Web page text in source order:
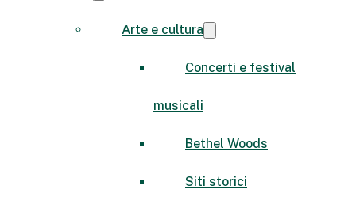
Arte e cultura
Concerti e festival
musicali
Bethel Woods
Siti storici